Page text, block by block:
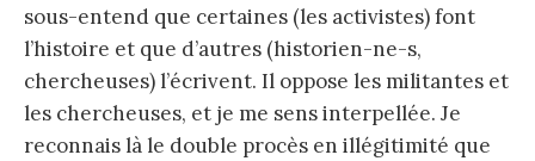
sous-entend que certaines (les activistes) font
l’histoire et que d’autres (historien-ne-s,
chercheuses) l’écrivent. Il oppose les militantes et
les chercheuses, et je me sens interpellée. Je
reconnais là le double procès en illégitimité que